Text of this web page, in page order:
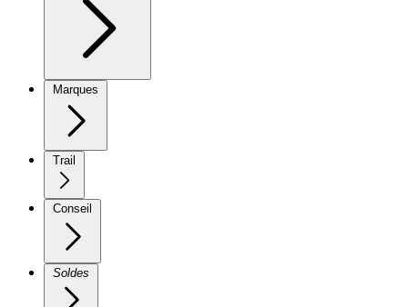
Marques
Trail
Conseil
Soldes